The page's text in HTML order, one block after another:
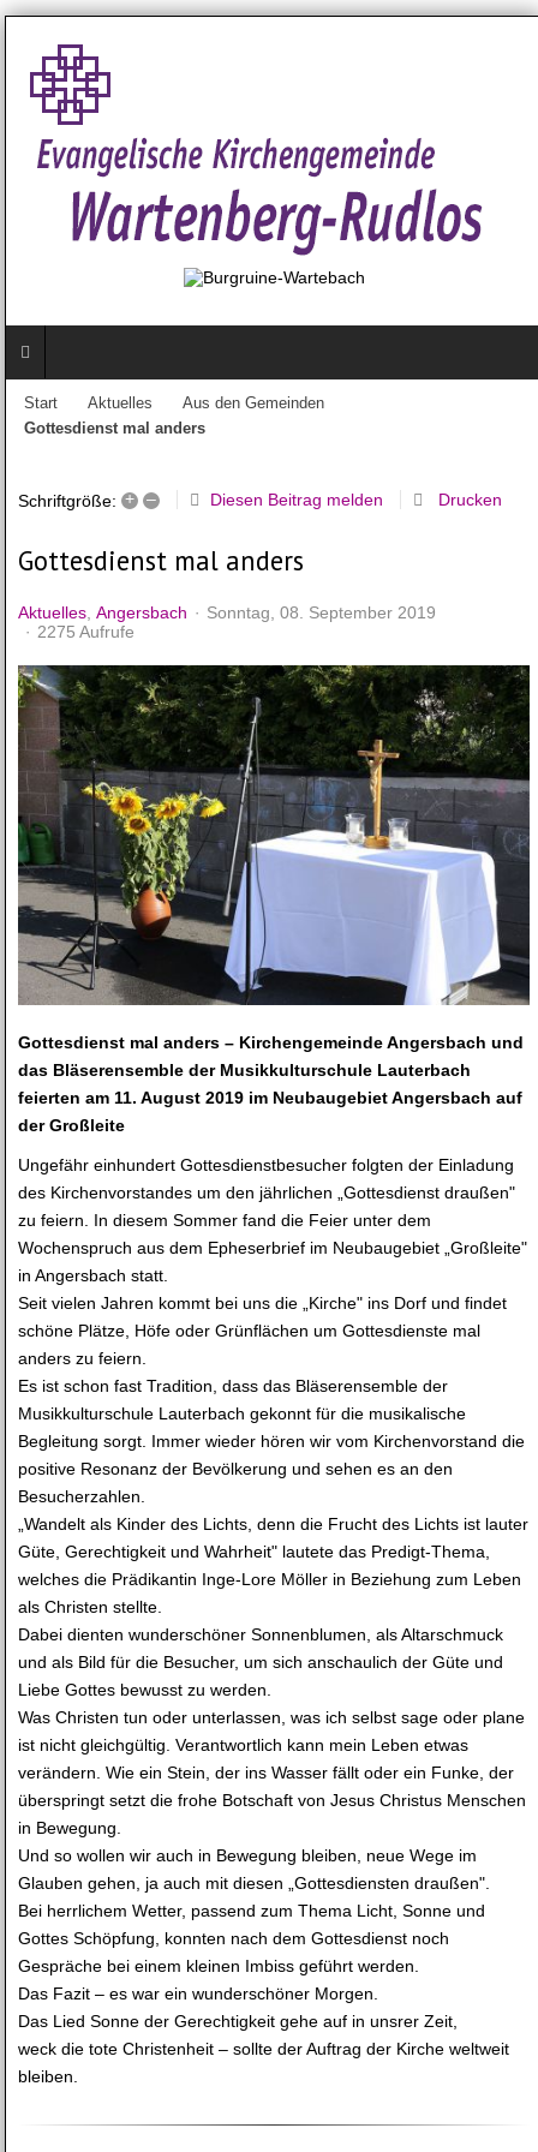
Start Aktuelles
Aus den Gemeinden
Gottesdienst mal anders
Schriftgröße: + – Diesen Beitrag melden Drucken
Gottesdienst mal anders
Aktuelles Angersbach
Sonntag, 08. September 2019
2275 Aufrufe
Gottesdienst mal anders – Kirchengemeinde Angersbach und
das Bläserensemble der Musikkulturschule Lauterbach
feierten am 11. August 2019 im Neubaugebiet Angersbach auf
der Großleite
Ungefähr einhundert Gottesdienstbesucher folgten der Einladung
des Kirchenvorstandes um den jährlichen „Gottesdienst draußen"
zu feiern. In diesem Sommer fand die Feier unter dem
Wochenspruch aus dem Epheserbrief im Neubaugebiet „Großleite"
in Angersbach statt.
Seit vielen Jahren kommt bei uns die „Kirche" ins Dorf und findet
schöne Plätze, Höfe oder Grünflächen um Gottesdienste mal
anders zu feiern.
Es ist schon fast Tradition, dass das Bläserensemble der
Musikkulturschule Lauterbach gekonnt für die musikalische
Begleitung sorgt. Immer wieder hören wir vom Kirchenvorstand die
positive Resonanz der Bevölkerung und sehen es an den
Besucherzahlen.
„Wandelt als Kinder des Lichts, denn die Frucht des Lichts ist lauter
Güte, Gerechtigkeit und Wahrheit" lautete das Predigt-Thema,
welches die Prädikantin Inge-Lore Möller in Beziehung zum Leben
als Christen stellte.
Dabei dienten wunderschöner Sonnenblumen, als Altarschmuck
und als Bild für die Besucher, um sich anschaulich der Güte und
Liebe Gottes bewusst zu werden.
Was Christen tun oder unterlassen, was ich selbst sage oder plane
ist nicht gleichgültig. Verantwortlich kann mein Leben etwas
verändern. Wie ein Stein, der ins Wasser fällt oder ein Funke, der
überspringt setzt die frohe Botschaft von Jesus Christus Menschen
in Bewegung.
Und so wollen wir auch in Bewegung bleiben, neue Wege im
Glauben gehen, ja auch mit diesen „Gottesdiensten draußen".
Bei herrlichem Wetter, passend zum Thema Licht, Sonne und
Gottes Schöpfung, konnten nach dem Gottesdienst noch
Gespräche bei einem kleinen Imbiss geführt werden.
Das Fazit – es war ein wunderschöner Morgen.
Das Lied Sonne der Gerechtigkeit gehe auf in unsrer Zeit,
weck die tote Christenheit – sollte der Auftrag der Kirche weltweit
bleiben.